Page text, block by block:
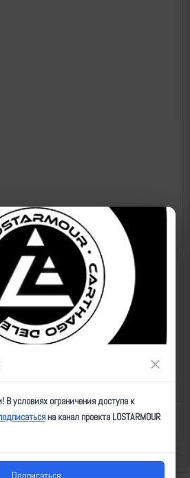
Последнее обновление: 05.10.2025 10:33
×
В условиях ограничения доступа к
на канал проекта LOSTARMOUR
Подписаться